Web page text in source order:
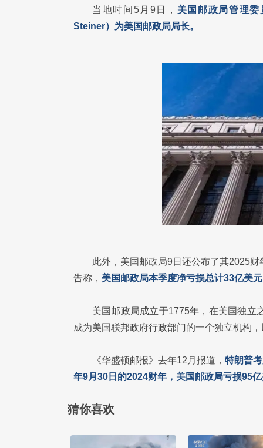
当地时间5月9日， 美国邮政局管理
Steiner）为美国邮政局局长。
此外，美国邮政局9日还公布了其2025
告称， 美国邮政局本季度净亏损总计33亿美
美国邮政局成立于1775年，在美国独立
成为美国联邦政府行政部门的一个独立机构
《华盛顿邮报》去年12月报道， 特朗普
年9月30日的2024财年，美国邮政局亏损95
猜你喜欢